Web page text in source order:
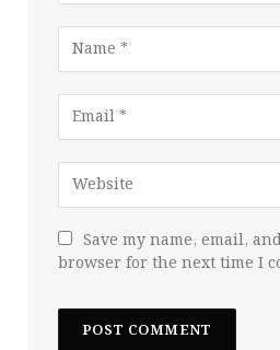
Save my name, email,
browser for the next time I